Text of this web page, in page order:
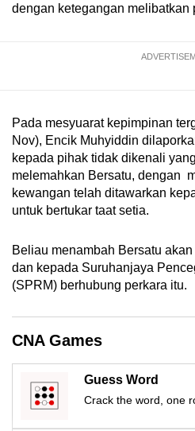
dengan ketegangan melibatkan
Pada mesyuarat kepimpinan
Nov), Encik Muhyiddin
kepada pihak tidak dikenali
melemahkan Bersatu, dengan
kewangan telah ditawarkan
untuk bertukar taat setia.
Beliau menambah Bersatu
dan kepada Suruhanjaya
(SPRM) berhubung perkara itu.
CNA Games
Guess Word
Crack the word, one
mobile
still
having
issues?
Contact
us